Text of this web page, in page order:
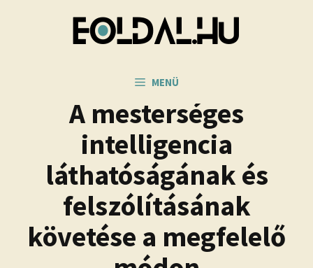
MENÜ
A mesterséges
intelligencia
láthatóságának és
felszólításának
követése a megfelelő